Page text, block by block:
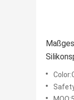
Kinder